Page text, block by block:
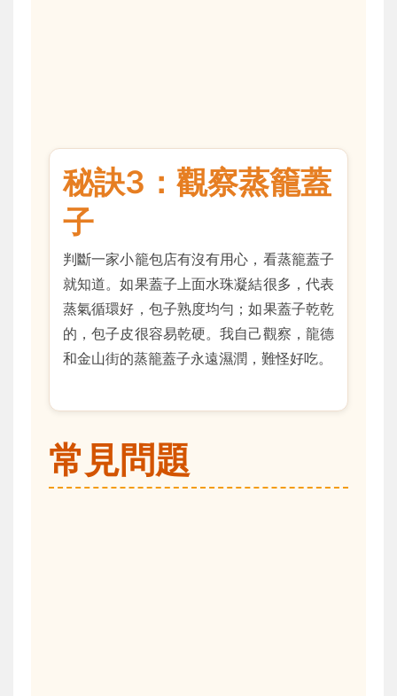
秘訣3：觀察蒸籠蓋
子
判斷一家小籠包店有沒有用心，看蒸籠蓋子
就知道。如果蓋子上面水珠凝結很多，代表
蒸氣循環好，包子熟度均勻；如果蓋子乾乾
的，包子皮很容易乾硬。我自己觀察，龍德
和金山街的蒸籠蓋子永遠濕潤，難怪好吃。
常見問題